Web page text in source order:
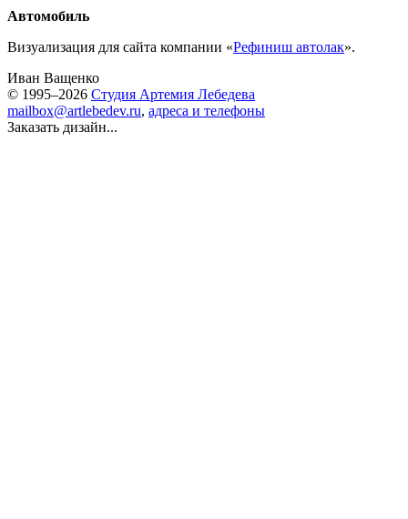
Автомобиль
Визуализация для cайта компании «Рефиниш автолак».
Иван Ващенко
© 1995–2026 Студия Артемия Лебедева
mailbox@artlebedev.ru, адреса и телефоны
Заказать дизайн...